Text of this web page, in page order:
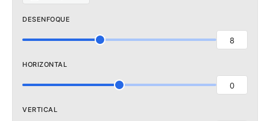
DESENFOQUE
8
HORIZONTAL
0
VERTICAL